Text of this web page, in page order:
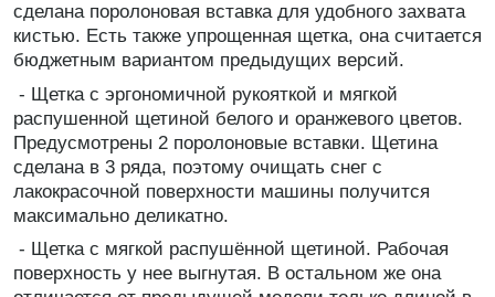
сделана поролоновая вставка для удобного захвата
кистью. Есть также упрощенная щетка, она считается
бюджетным вариантом предыдущих версий.
- Щетка с эргономичной рукояткой и мягкой
распушенной щетиной белого и оранжевого цветов.
Предусмотрены 2 поролоновые вставки. Щетина
сделана в 3 ряда, поэтому очищать снег с
лакокрасочной поверхности машины получится
максимально деликатно.
- Щетка с мягкой распушённой щетиной. Рабочая
поверхность у нее выгнутая. В остальном же она